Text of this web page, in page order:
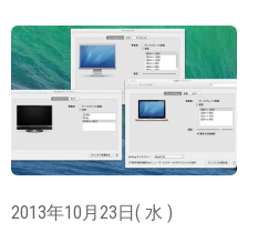
2013年10月23日( 水 )